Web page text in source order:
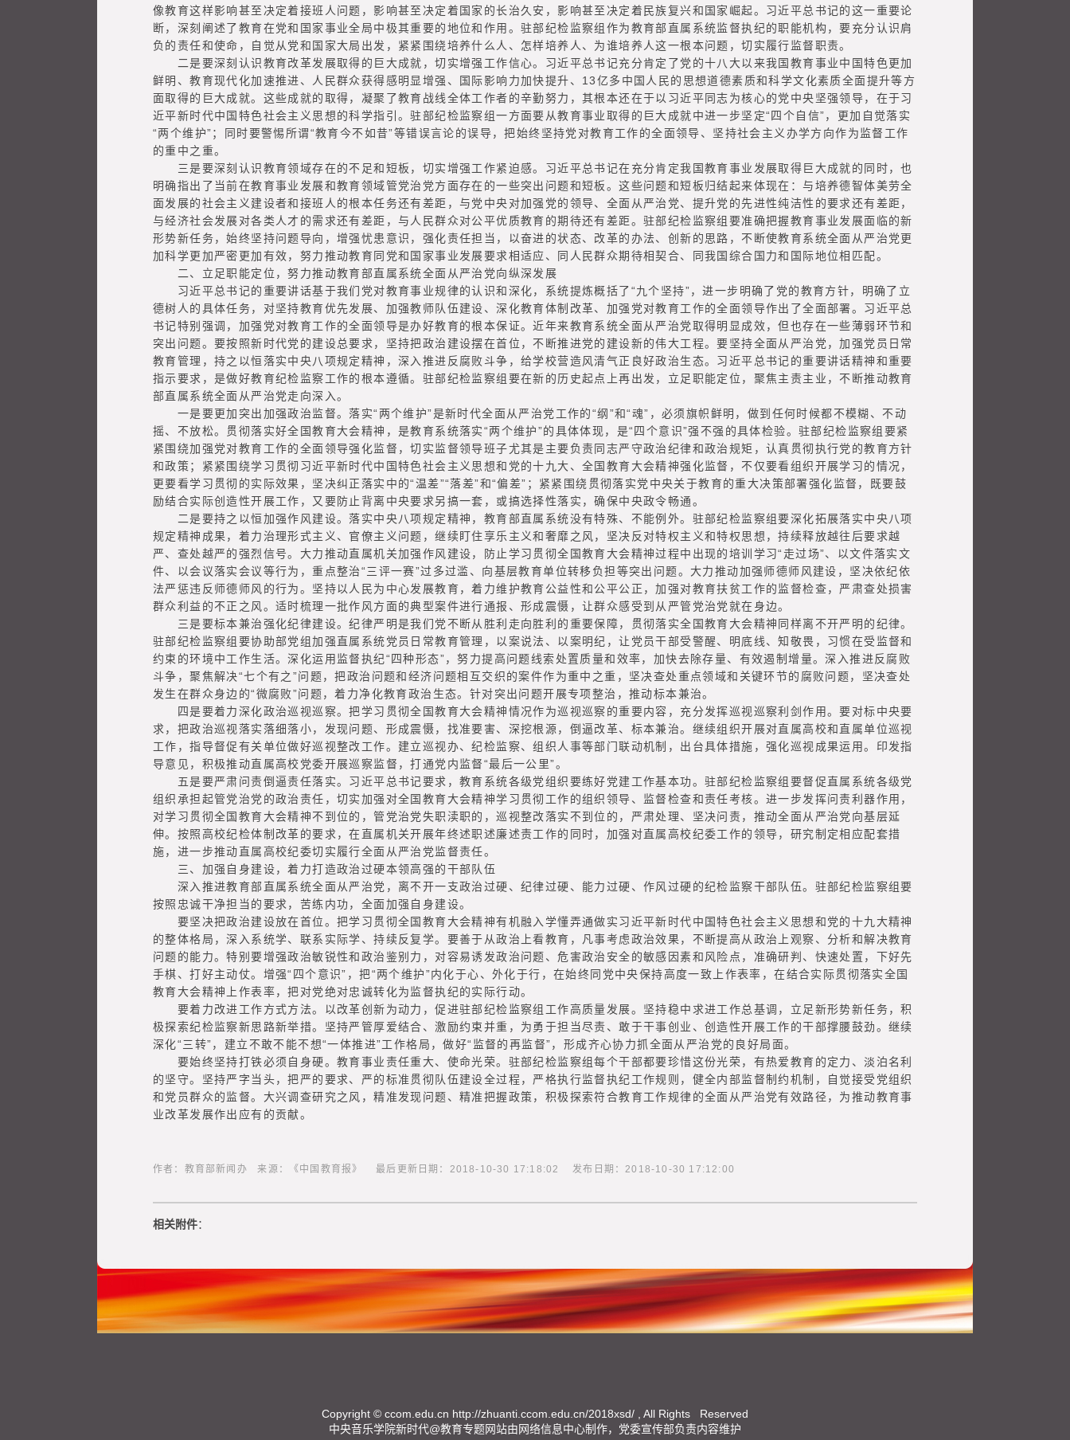
像教育这样影响甚至决定着接班人问题，影响甚至决定着国家的长治久安，影响甚至决定着民族复兴和国家崛起。习近平总书记的这一重要论
断，深刻阐述了教育在党和国家事业全局中极其重要的地位和作用。驻部纪检监察组作为教育部直属系统监督执纪的职能机构，要充分认识肩
负的责任和使命，自觉从党和国家大局出发，紧紧围绕培养什么人、怎样培养人、为谁培养人这一根本问题，切实履行监督职责。
二是要深刻认识教育改革发展取得的巨大成就，切实增强工作信心。习近平总书记充分肯定了党的十八大以来我国教育事业中国特色更加
鲜明、教育现代化加速推进、人民群众获得感明显增强、国际影响力加快提升、13亿多中国人民的思想道德素质和科学文化素质全面提升等方
面取得的巨大成就。这些成就的取得，凝聚了教育战线全体工作者的辛勤努力，其根本还在于以习近平同志为核心的党中央坚强领导，在于习
近平新时代中国特色社会主义思想的科学指引。驻部纪检监察组一方面要从教育事业取得的巨大成就中进一步坚定“四个自信”，更加自觉落实
“两个维护”；同时要警惕所谓“教育今不如昔”等错误言论的误导，把始终坚持党对教育工作的全面领导、坚持社会主义办学方向作为监督工作
的重中之重。
三是要深刻认识教育领域存在的不足和短板，切实增强工作紧迫感。习近平总书记在充分肯定我国教育事业发展取得巨大成就的同时，也
明确指出了当前在教育事业发展和教育领域管党治党方面存在的一些突出问题和短板。这些问题和短板归结起来体现在：与培养德智体美劳全
面发展的社会主义建设者和接班人的根本任务还有差距，与党中央对加强党的领导、全面从严治党、提升党的先进性纯洁性的要求还有差距，
与经济社会发展对各类人才的需求还有差距，与人民群众对公平优质教育的期待还有差距。驻部纪检监察组要准确把握教育事业发展面临的新
形势新任务，始终坚持问题导向，增强忧患意识，强化责任担当，以奋进的状态、改革的办法、创新的思路，不断使教育系统全面从严治党更
加科学更加严密更加有效，努力推动教育同党和国家事业发展要求相适应、同人民群众期待相契合、同我国综合国力和国际地位相匹配。
二、立足职能定位，努力推动教育部直属系统全面从严治党向纵深发展
习近平总书记的重要讲话基于我们党对教育事业规律的认识和深化，系统提炼概括了“九个坚持”，进一步明确了党的教育方针，明确了立
德树人的具体任务，对坚持教育优先发展、加强教师队伍建设、深化教育体制改革、加强党对教育工作的全面领导作出了全面部署。习近平总
书记特别强调，加强党对教育工作的全面领导是办好教育的根本保证。近年来教育系统全面从严治党取得明显成效，但也存在一些薄弱环节和
突出问题。要按照新时代党的建设总要求，坚持把政治建设摆在首位，不断推进党的建设新的伟大工程。要坚持全面从严治党，加强党员日常
教育管理，持之以恒落实中央八项规定精神，深入推进反腐败斗争，给学校营造风清气正良好政治生态。习近平总书记的重要讲话精神和重要
指示要求，是做好教育纪检监察工作的根本遵循。驻部纪检监察组要在新的历史起点上再出发，立足职能定位，聚焦主责主业，不断推动教育
部直属系统全面从严治党走向深入。
一是要更加突出加强政治监督。落实“两个维护”是新时代全面从严治党工作的“纲”和“魂”，必须旗帜鲜明，做到任何时候都不模糊、不动
摇、不放松。贯彻落实好全国教育大会精神，是教育系统落实“两个维护”的具体体现，是“四个意识”强不强的具体检验。驻部纪检监察组要紧
紧围绕加强党对教育工作的全面领导强化监督，切实监督领导班子尤其是主要负责同志严守政治纪律和政治规矩，认真贯彻执行党的教育方针
和政策；紧紧围绕学习贯彻习近平新时代中国特色社会主义思想和党的十九大、全国教育大会精神强化监督，不仅要看组织开展学习的情况，
更要看学习贯彻的实际效果，坚决纠正落实中的“温差”“落差”和“偏差”；紧紧围绕贯彻落实党中央关于教育的重大决策部署强化监督，既要鼓
励结合实际创造性开展工作，又要防止背离中央要求另搞一套，或搞选择性落实，确保中央政令畅通。
二是要持之以恒加强作风建设。落实中央八项规定精神，教育部直属系统没有特殊、不能例外。驻部纪检监察组要深化拓展落实中央八项
规定精神成果，着力治理形式主义、官僚主义问题，继续盯住享乐主义和奢靡之风，坚决反对特权主义和特权思想，持续释放越往后要求越
严、查处越严的强烈信号。大力推动直属机关加强作风建设，防止学习贯彻全国教育大会精神过程中出现的培训学习“走过场”、以文件落实文
件、以会议落实会议等行为，重点整治“三评一赛”过多过滥、向基层教育单位转移负担等突出问题。大力推动加强师德师风建设，坚决依纪依
法严惩违反师德师风的行为。坚持以人民为中心发展教育，着力维护教育公益性和公平公正，加强对教育扶贫工作的监督检查，严肃查处损害
群众利益的不正之风。适时梳理一批作风方面的典型案件进行通报、形成震慑，让群众感受到从严管党治党就在身边。
三是要标本兼治强化纪律建设。纪律严明是我们党不断从胜利走向胜利的重要保障，贯彻落实全国教育大会精神同样离不开严明的纪律。
驻部纪检监察组要协助部党组加强直属系统党员日常教育管理，以案说法、以案明纪，让党员干部受警醒、明底线、知敬畏，习惯在受监督和
约束的环境中工作生活。深化运用监督执纪“四种形态”，努力提高问题线索处置质量和效率，加快去除存量、有效遏制增量。深入推进反腐败
斗争，聚焦解决“七个有之”问题，把政治问题和经济问题相互交织的案件作为重中之重，坚决查处重点领域和关键环节的腐败问题，坚决查处
发生在群众身边的“微腐败”问题，着力净化教育政治生态。针对突出问题开展专项整治，推动标本兼治。
四是要着力深化政治巡视巡察。把学习贯彻全国教育大会精神情况作为巡视巡察的重要内容，充分发挥巡视巡察利剑作用。要对标中央要
求，把政治巡视落实落细落小，发现问题、形成震慑，找准要害、深挖根源，倒逼改革、标本兼治。继续组织开展对直属高校和直属单位巡视
工作，指导督促有关单位做好巡视整改工作。建立巡视办、纪检监察、组织人事等部门联动机制，出台具体措施，强化巡视成果运用。印发指
导意见，积极推动直属高校党委开展巡察监督，打通党内监督“最后一公里”。
五是要严肃问责倒逼责任落实。习近平总书记要求，教育系统各级党组织要练好党建工作基本功。驻部纪检监察组要督促直属系统各级党
组织承担起管党治党的政治责任，切实加强对全国教育大会精神学习贯彻工作的组织领导、监督检查和责任考核。进一步发挥问责利器作用，
对学习贯彻全国教育大会精神不到位的，管党治党失职渎职的，巡视整改落实不到位的，严肃处理、坚决问责，推动全面从严治党向基层延
伸。按照高校纪检体制改革的要求，在直属机关开展年终述职述廉述责工作的同时，加强对直属高校纪委工作的领导，研究制定相应配套措
施，进一步推动直属高校纪委切实履行全面从严治党监督责任。
三、加强自身建设，着力打造政治过硬本领高强的干部队伍
深入推进教育部直属系统全面从严治党，离不开一支政治过硬、纪律过硬、能力过硬、作风过硬的纪检监察干部队伍。驻部纪检监察组要
按照忠诚干净担当的要求，苦练内功，全面加强自身建设。
要坚决把政治建设放在首位。把学习贯彻全国教育大会精神有机融入学懂弄通做实习近平新时代中国特色社会主义思想和党的十九大精神
的整体格局，深入系统学、联系实际学、持续反复学。要善于从政治上看教育，凡事考虑政治效果，不断提高从政治上观察、分析和解决教育
问题的能力。特别要增强政治敏锐性和政治鉴别力，对容易诱发政治问题、危害政治安全的敏感因素和风险点，准确研判、快速处置，下好先
手棋、打好主动仗。增强“四个意识”，把“两个维护”内化于心、外化于行，在始终同党中央保持高度一致上作表率，在结合实际贯彻落实全国
教育大会精神上作表率，把对党绝对忠诚转化为监督执纪的实际行动。
要着力改进工作方式方法。以改革创新为动力，促进驻部纪检监察组工作高质量发展。坚持稳中求进工作总基调，立足新形势新任务，积
极探索纪检监察新思路新举措。坚持严管厚爱结合、激励约束并重，为勇于担当尽责、敢于干事创业、创造性开展工作的干部撑腰鼓劲。继续
深化“三转”，建立不敢不能不想“一体推进”工作格局，做好“监督的再监督”，形成齐心协力抓全面从严治党的良好局面。
要始终坚持打铁必须自身硬。教育事业责任重大、使命光荣。驻部纪检监察组每个干部都要珍惜这份光荣，有热爱教育的定力、淡泊名利
的坚守。坚持严字当头，把严的要求、严的标准贯彻队伍建设全过程，严格执行监督执纪工作规则，健全内部监督制约机制，自觉接受党组织
和党员群众的监督。大兴调查研究之风，精准发现问题、精准把握政策，积极探索符合教育工作规律的全面从严治党有效路径，为推动教育事
业改革发展作出应有的贡献。
作者：教育部新闻办 来源：《中国教育报》 最后更新日期：2018-10-30 17:18:02 发布日期：2018-10-30 17:12:00
相关附件：
Copyright © ccom.edu.cn http://zhuanti.ccom.edu.cn/2018xsd/ , All Rights Reserved
中央音乐学院新时代@教育专题网站由网络信息中心制作，党委宣传部负责内容维护